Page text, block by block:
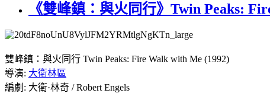
《雙峰鎮：與火同行》Twin Peaks:
雙峰鎮：與火同行 Twin Peaks: Fire Walk with Me (1992)
導演: 大衛林區
編劇: 大衛·林奇 / Robert Engels